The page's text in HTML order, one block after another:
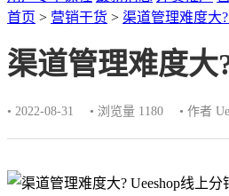
首页 > 营销干货 > 渠道管理难度大
渠道管理难度大
• 2022-08-31 • 浏览量 1180 • 作者